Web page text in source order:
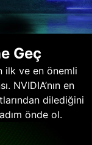
Geç
ilk ve en önemli
NVIDIA’nın en
dilediğini
önde ol.